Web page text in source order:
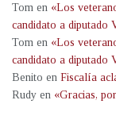
Tom en «Los
candidato a diputado
Tom en «Los
candidato a diputado
Benito en Fiscalía
Rudy en «Gracias,